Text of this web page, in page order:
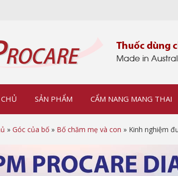
SẢN PHẨM CẨM NANG MANG THAI
» Góc của bố » Bố chăm mẹ và con » Kinh nghiệm